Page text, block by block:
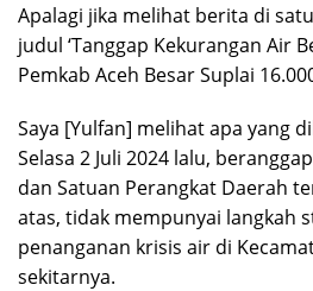
Apalagi jika melihat berita di
judul ‘Tanggap Kekurangan Air
Pemkab Aceh Besar Suplai
Saya [Yulfan] melihat apa yang
Selasa 2 Juli 2024 lalu,
dan Satuan Perangkat Daerah
atas, tidak mempunyai langkah
penanganan krisis air di
sekitarnya.